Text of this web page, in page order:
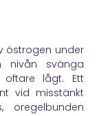
östrogen under
nivån svänga
oftare lågt. Ett
vid misstänkt
oregelbunden